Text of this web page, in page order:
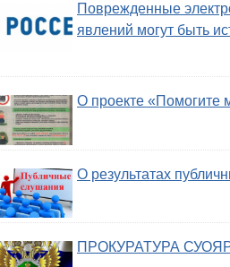
Поврежденные
явлений могут быть
О проекте «Помогите
О результатах
ПРОКУРАТУРА